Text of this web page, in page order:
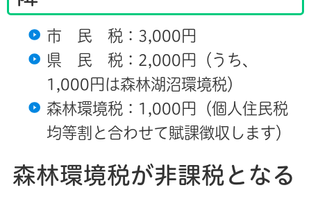
市 民 税：3,000円
県 民 税：2,000円（うち、
1,000円は森林湖沼環境税）
森林環境税：1,000円（個人住民税
均等割と合わせて賦課徴収します）
森林環境税が非課税となる